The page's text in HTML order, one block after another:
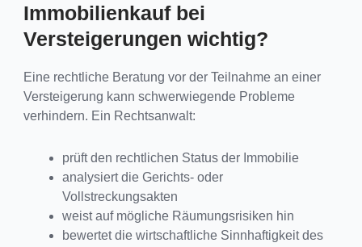
Immobilienkauf bei
Versteigerungen wichtig?
Eine rechtliche Beratung vor der Teilnahme an einer
Versteigerung kann schwerwiegende Probleme
verhindern. Ein Rechtsanwalt:
prüft den rechtlichen Status der Immobilie
analysiert die Gerichts- oder
Vollstreckungsakten
weist auf mögliche Räumungsrisiken hin
bewertet die wirtschaftliche Sinnhaftigkeit des